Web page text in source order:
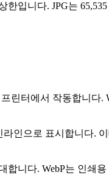
한입니다. JPG는
린터에서 작동합니
인으로 표시합니다.
니다. WebP는 인쇄